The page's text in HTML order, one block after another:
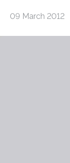
09 March 2012